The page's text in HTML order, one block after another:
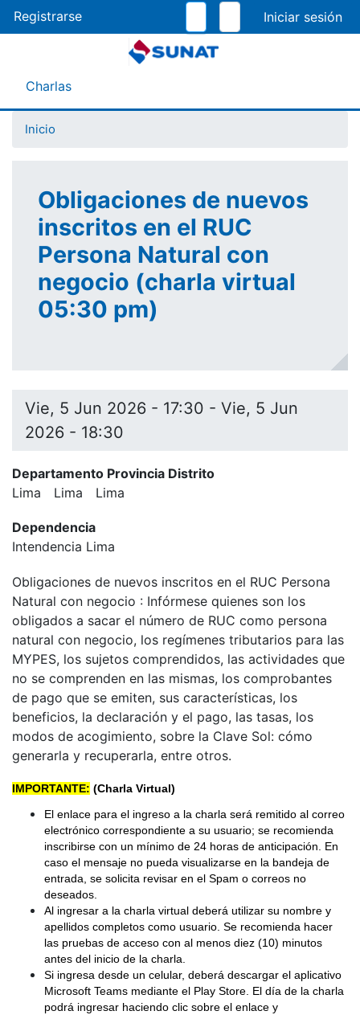
al
contenido
Registrarse
Menú Asistente
Charlas
Inicio
Obligaciones de nuevos
inscritos en el RUC
Persona Natural con
negocio (charla virtual
05:30 pm)
Vie, 5 Jun 2026 - 17:30 - Vie, 5 Jun
2026 - 18:30
Departamento Provincia Distrito
Lima
Lima Lima
Dependencia
Intendencia Lima
Obligaciones de nuevos inscritos en el RUC Persona
Natural con negocio : Infórmese quienes son los
obligados a sacar el número de RUC como persona
natural con negocio, los regímenes tributarios para las
MYPES, los sujetos comprendidos, las actividades que
no se comprenden en las mismas, los comprobantes
de pago que se emiten, sus características, los
beneficios, la declaración y el pago, las tasas, los
modos de acogimiento, sobre la Clave Sol: cómo
generarla y recuperarla, entre otros.
IMPORTANTE: (Charla Virtual)
El enlace para el ingreso a la charla será remitido al correo
electrónico correspondiente a su usuario; se recomienda
inscribirse con un mínimo de 24 horas de anticipación. En
caso el mensaje no pueda visualizarse en la bandeja de
entrada, se solicita revisar en el Spam o correos no
deseados.
Al ingresar a la charla virtual deberá utilizar su nombre y
apellidos completos como usuario. Se recomienda hacer
las pruebas de acceso con al menos diez (10) minutos
antes del inicio de la charla.
Si ingresa desde un celular, deberá descargar el aplicativo
Microsoft Teams mediante el Play Store. El día de la charla
podrá ingresar haciendo clic sobre el enlace y